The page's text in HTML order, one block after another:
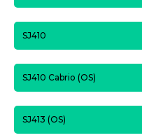
SJ410
SJ410 Cabrio (OS)
SJ413 (OS)